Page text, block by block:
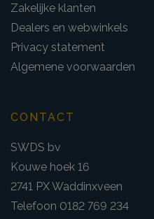
Zakelijke klanten
Dealers en webwinkels
Privacy statement
Algemene voorwaarden
CONTACT
SWDS bv
Kouwe hoek 16
2741 PX Waddinxveen
Telefoon 0182 769 234